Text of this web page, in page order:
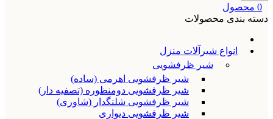
0 محصول
دسته بندی محصولات
انواع شیرآلات منزل
شیر ظرفشویی
شیر ظرفشویی اهرمی (ساده)
شیر ظرفشویی دومنظوره (تصفیه دار)
شیر ظرفشویی شلنگدار (شاوری)
شیر ظرفشویی دیواری